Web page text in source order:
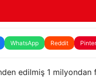
WhatsApp Reddit
edilmiş 1 milyondan